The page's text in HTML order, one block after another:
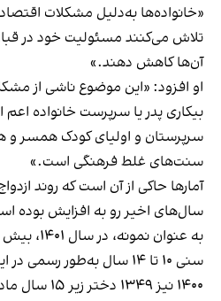
«خانواده‌ها به‌دلیل مشکلات
تلاش می‌کنند مسئولیت خود در قبال
آن‌ها کاهش دهند.»
او افزود: «این موضوع ناشی از
بیکاری پدر یا سرپرست خانواده اعم
سرپرستان و اولیای کودک همسر و
سنت‌های غلط فرهنگی است.»
آمارها حاکی از آن است که روند
سال‌های اخیر رو به افزایش بوده
سنی ۱۰ تا ۱۴ سال به‌طور
۱۴۰۰ نیز ۱۳۴۹ دختر زیر ۱۵ سال مادر شدند.